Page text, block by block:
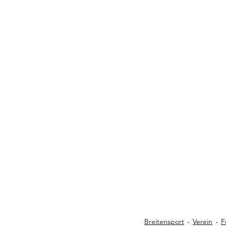
Breitensport Verein